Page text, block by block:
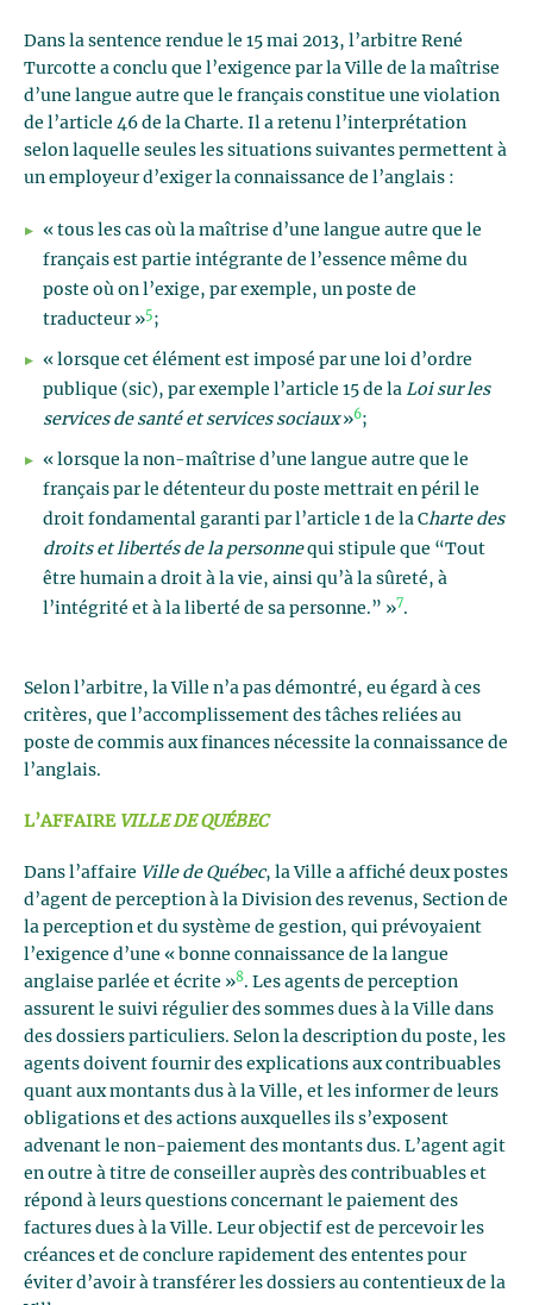
Dans la sentence rendue le 15 mai 2013, l’arbitre René
Turcotte a conclu que l’exigence par la Ville de la maîtrise
d’une langue autre que le français constitue une violation
de l’article 46 de la Charte. Il a retenu l’interprétation
selon laquelle seules les situations suivantes permettent à
un employeur d’exiger la connaissance de l’anglais :
« tous les cas où la maîtrise d’une langue autre que le
français est partie intégrante de l’essence même du
poste où on l’exige, par exemple, un poste de
traducteur »5 ;
« lorsque cet élément est imposé par une loi d’ordre
publique (sic), par exemple l’article 15 de la Loi sur les
services de santé et services sociaux»6;
« lorsque la non-maîtrise d’une langue autre que le
français par le détenteur du poste mettrait en péril le
droit fondamental garanti par l’article 1 de la Charte des
droits et libertés de la personnequi stipule que “Tout
être humain a droit à la vie, ainsi qu’à la sûreté, à
l’intégrité et à la liberté de sa personne.” »7.
Selon l’arbitre, la Ville n’a pas démontré, eu égard à ces
critères, que l’accomplissement des tâches reliées au
poste de commis aux finances nécessite la connaissance de
l’anglais.
L’AFFAIRE VILLE DE QUÉBEC
Dans l’affaire Ville de Québec, la Ville a affiché deux postes
d’agent de perception à la Division des revenus, Section de
la perception et du système de gestion, qui prévoyaient
l’exigence d’une « bonne connaissance de la langue
anglaise parlée et écrite »8. Les agents de perception
assurent le suivi régulier des sommes dues à la Ville dans
des dossiers particuliers. Selon la description du poste, les
agents doivent fournir des explications aux contribuables
quant aux montants dus à la Ville, et les informer de leurs
obligations et des actions auxquelles ils s’exposent
advenant le non-paiement des montants dus. L’agent agit
en outre à titre de conseiller auprès des contribuables et
répond à leurs questions concernant le paiement des
factures dues à la Ville. Leur objectif est de percevoir les
créances et de conclure rapidement des ententes pour
éviter d’avoir à transférer les dossiers au contentieux de la